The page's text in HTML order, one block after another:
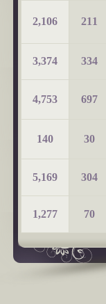
211
2,106
334
3,374
697
4,753
30
140
304
5,169
70
1,277